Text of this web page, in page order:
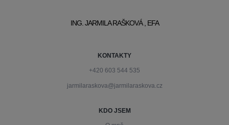
ING. JARMILA RAŠKOVÁ , EFA
KONTAKTY
+420 603 544 535
jarmilaraskova@jarmilaraskova.cz
KDO JSEM